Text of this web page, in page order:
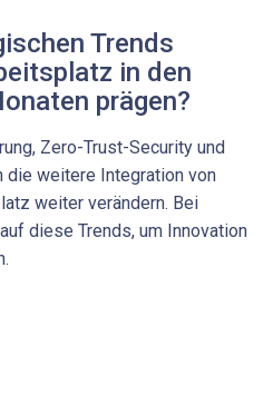
Trends
in den
prägen?
Zero-Trust-Security und
die weitere Integration von
weiter verändern. Bei
diese Trends, um Innovation